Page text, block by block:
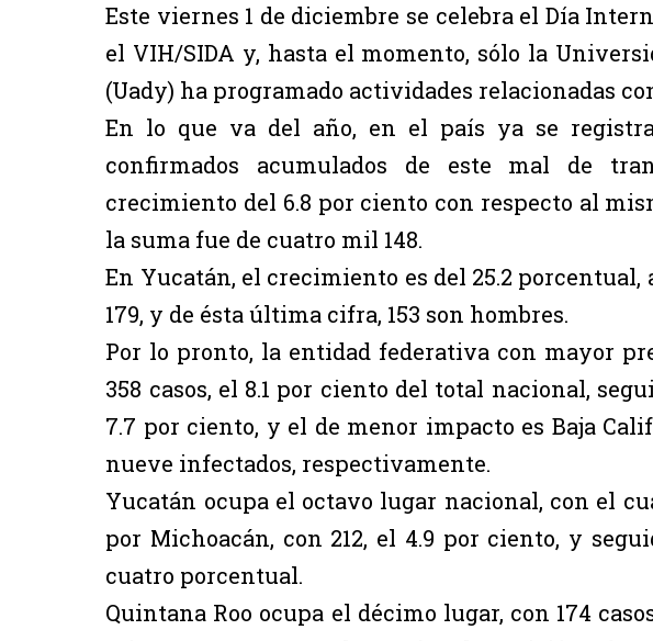
Este viernes 1 de diciembre se celebra el Día
el VIH/SIDA y, hasta el momento, sólo la
(Uady) ha programado actividades relacionadas
En lo que va del año, en el país ya se
confirmados acumulados de este mal de
crecimiento del 6.8 por ciento con respecto al
la suma fue de cuatro mil 148.
En Yucatán, el crecimiento es del 25.2 porcentual,
179, y de ésta última cifra, 153 son hombres.
Por lo pronto, la entidad federativa con mayor
358 casos, el 8.1 por ciento del total nacional,
7.7 por ciento, y el de menor impacto es Baja
nueve infectados, respectivamente.
Yucatán ocupa el octavo lugar nacional, con el
por Michoacán, con 212, el 4.9 por ciento, y
cuatro porcentual.
Quintana Roo ocupa el décimo lugar, con 174